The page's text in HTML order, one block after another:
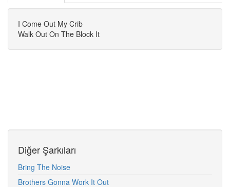
I Come Out My Crib
Walk Out On The Block It
Diğer Şarkıları
Bring The Noise
Brothers Gonna Work It Out